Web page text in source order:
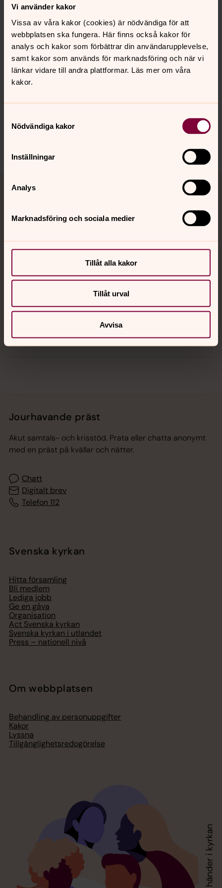
Vi använder kakor
Vissa av våra kakor (cookies) är nödvändiga för att
webbplatsen ska fungera. Här finns också kakor för
analys och kakor som förbättrar din användarupplevelse,
samt kakor som används för marknadsföring och när vi
länkar vidare till andra plattformar. Läs mer om våra
kakor.
Nödvändiga kakor
Inställningar
Analys
Marknadsföring och sociala medier
Tillåt alla kakor
Tillåt urval
Avvisa
vigselgudstjänsten och hur man bokar präst och kyrka.
Och så får ni tips om annat att tänka på.
Senast ändrad 23 februari 2023
Synpunkter eller frågor på sidans
Dela
Sociala kanaler
Jourhavande präst
Akut samtals- och krisstöd. Prata eller chatta anonymt
med en präst på kvällar och nätter.
Chatt
Digitalt brev
Telefon 112
Svenska kyrkan
Hitta församling
Bli medlem
Lediga jobb
Ge en gåva
Organisation
Act Svenska kyrkan
Svenska kyrkan i utlandet
Press – nationell nivå
Om webbplatsen
Behandling av personuppgifter
Kakor
Lyssna
Tillgänglighetsredogörelse